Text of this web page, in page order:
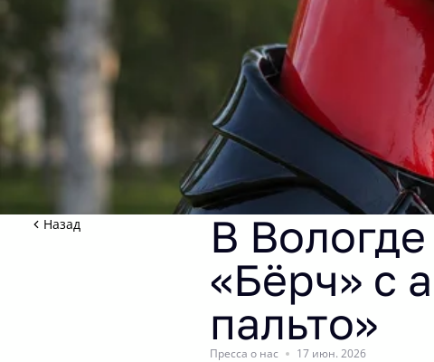
Назад
В
«Бёрч» с
пальто»
Пресса о нас 17 июн. 2026